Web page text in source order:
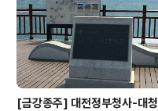
[금강종주] 대전정부청사-대청